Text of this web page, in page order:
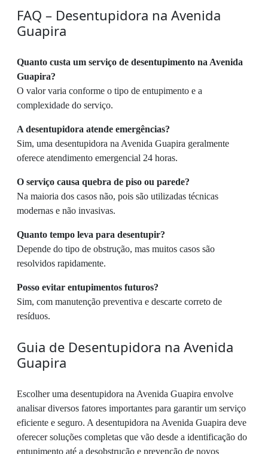
FAQ – Desentupidora na Avenida
Guapira
Quanto custa um serviço de desentupimento na Avenida
Guapira?
O valor varia conforme o tipo de entupimento e a
complexidade do serviço.
A desentupidora atende emergências?
Sim, uma desentupidora na Avenida Guapira geralmente
oferece atendimento emergencial 24 horas.
O serviço causa quebra de piso ou parede?
Na maioria dos casos não, pois são utilizadas técnicas
modernas e não invasivas.
Quanto tempo leva para desentupir?
Depende do tipo de obstrução, mas muitos casos são
resolvidos rapidamente.
Posso evitar entupimentos futuros?
Sim, com manutenção preventiva e descarte correto de
resíduos.
Guia de Desentupidora na Avenida
Guapira
Escolher uma desentupidora na Avenida Guapira envolve
analisar diversos fatores importantes para garantir um serviço
eficiente e seguro. A desentupidora na Avenida Guapira deve
oferecer soluções completas que vão desde a identificação do
entupimento até a desobstrução e prevenção de novos